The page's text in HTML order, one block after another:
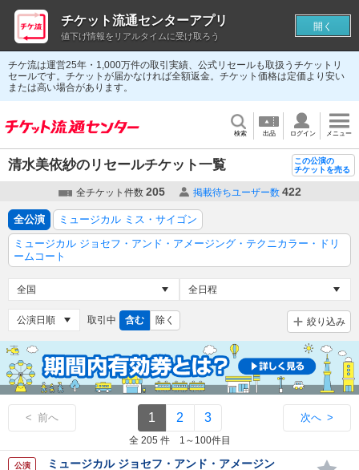
チケ流は運営25年・1,000万件の取引実績、公式リセールも取扱うチケットリ
セールです。チケットが届かなければ全額返金。チケット価格は定価より安い
または高い場合があります。
検索 出品 ログイン メニュー
清水美依紗のリセールチケット一覧
この公演の
チケットを売る
全チケット件数 205 掲載待ちユーザー数 422
全公演
ミュージカル ミス・サイゴン
ミュージカル ジョセフ・アンド・アメージング・テクニカラー・ドリ
ームコート
取引中 含む 除く 絞り込み
< 前へ 1 2 3 次へ >
全 205 件 1～100件目
公演
ミュージカル ジョセフ・アンド・アメージン
チケット流通センターアプリ
値下げ情報をリアルタイムに受け取ろう
開く